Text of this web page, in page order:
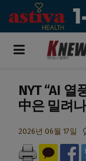
NYT “AI 열
中은 밀려
2026년 06월 17일